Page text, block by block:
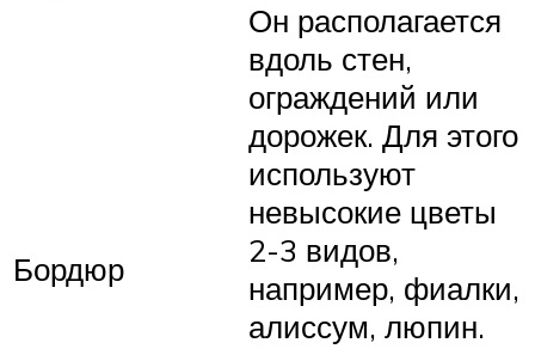
Бордюр
Он располагается
вдоль стен,
ограждений или
дорожек. Для этого
используют
невысокие цветы
2-3 видов,
например, фиалки,
алиссум, люпин.